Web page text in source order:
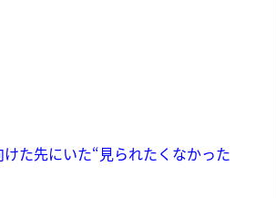
た先にいた“見られたくなかった